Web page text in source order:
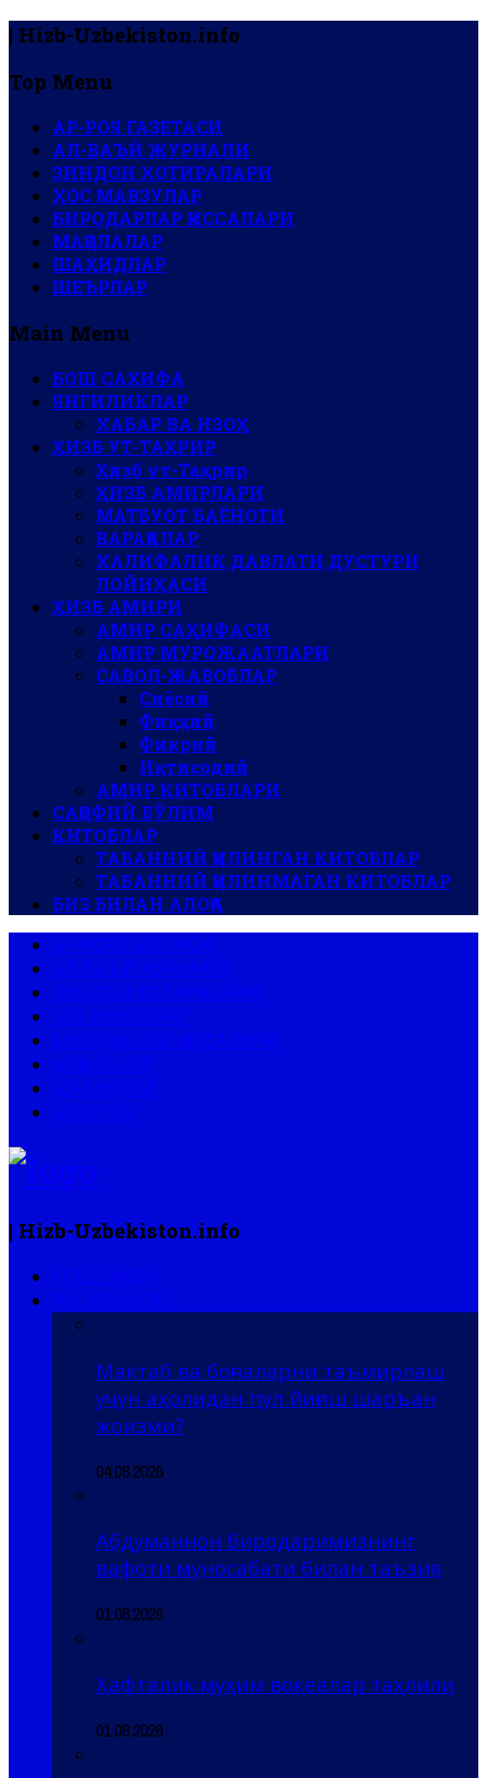
| Hizb-Uzbekiston.info
Top Menu
АР-РОЯ ГАЗЕТАСИ
АЛ-ВАЪЙ ЖУРНАЛИ
ЗИНДОН ХОТИРАЛАРИ
ХОС МАВЗУЛАР
БИРОДАРЛАР ҚИССАЛАРИ
МАҚОЛАЛАР
ШАҲИДЛАР
ШЕЪРЛАР
Main Menu
БОШ САҲИФА
ЯНГИЛИКЛАР
ХАБАР ВА ИЗОҲ
ҲИЗБ УТ-ТАҲРИР
Ҳизб ут-Таҳрир
ҲИЗБ АМИРЛАРИ
МАТБУОТ БАЁНОТИ
ВАРАҚАЛАР
ХАЛИФАЛИК ДАВЛАТИ ДУСТУРИ
ЛОЙИҲАСИ
ҲИЗБ АМИРИ
АМИР САҲИФАСИ
АМИР МУРОЖААТЛАРИ
САВОЛ-ЖАВОБЛАР
Сиёсий
Фиқҳий
Фикрий
Иқтисодий
АМИР КИТОБЛАРИ
САҚОФИЙ БЎЛИМ
КИТОБЛАР
ТАБАННИЙ ҚИЛИНГАН КИТОБЛАР
ТАБАННИЙ ҚИЛИНМАГАН КИТОБЛАР
БИЗ БИЛАН АЛОҚА
| Hizb-Uzbekiston.info
Мактаб ва боғчаларни таъмирлаш
учун аҳолидан пул йиғиш шаръан
жоизми?
04.08.2026
Абдуманнон биродаримизнинг
вафоти муносабати билан таъзия
01.08.2026
Ҳафталик муҳим воқеалар таҳлили
01.08.2026